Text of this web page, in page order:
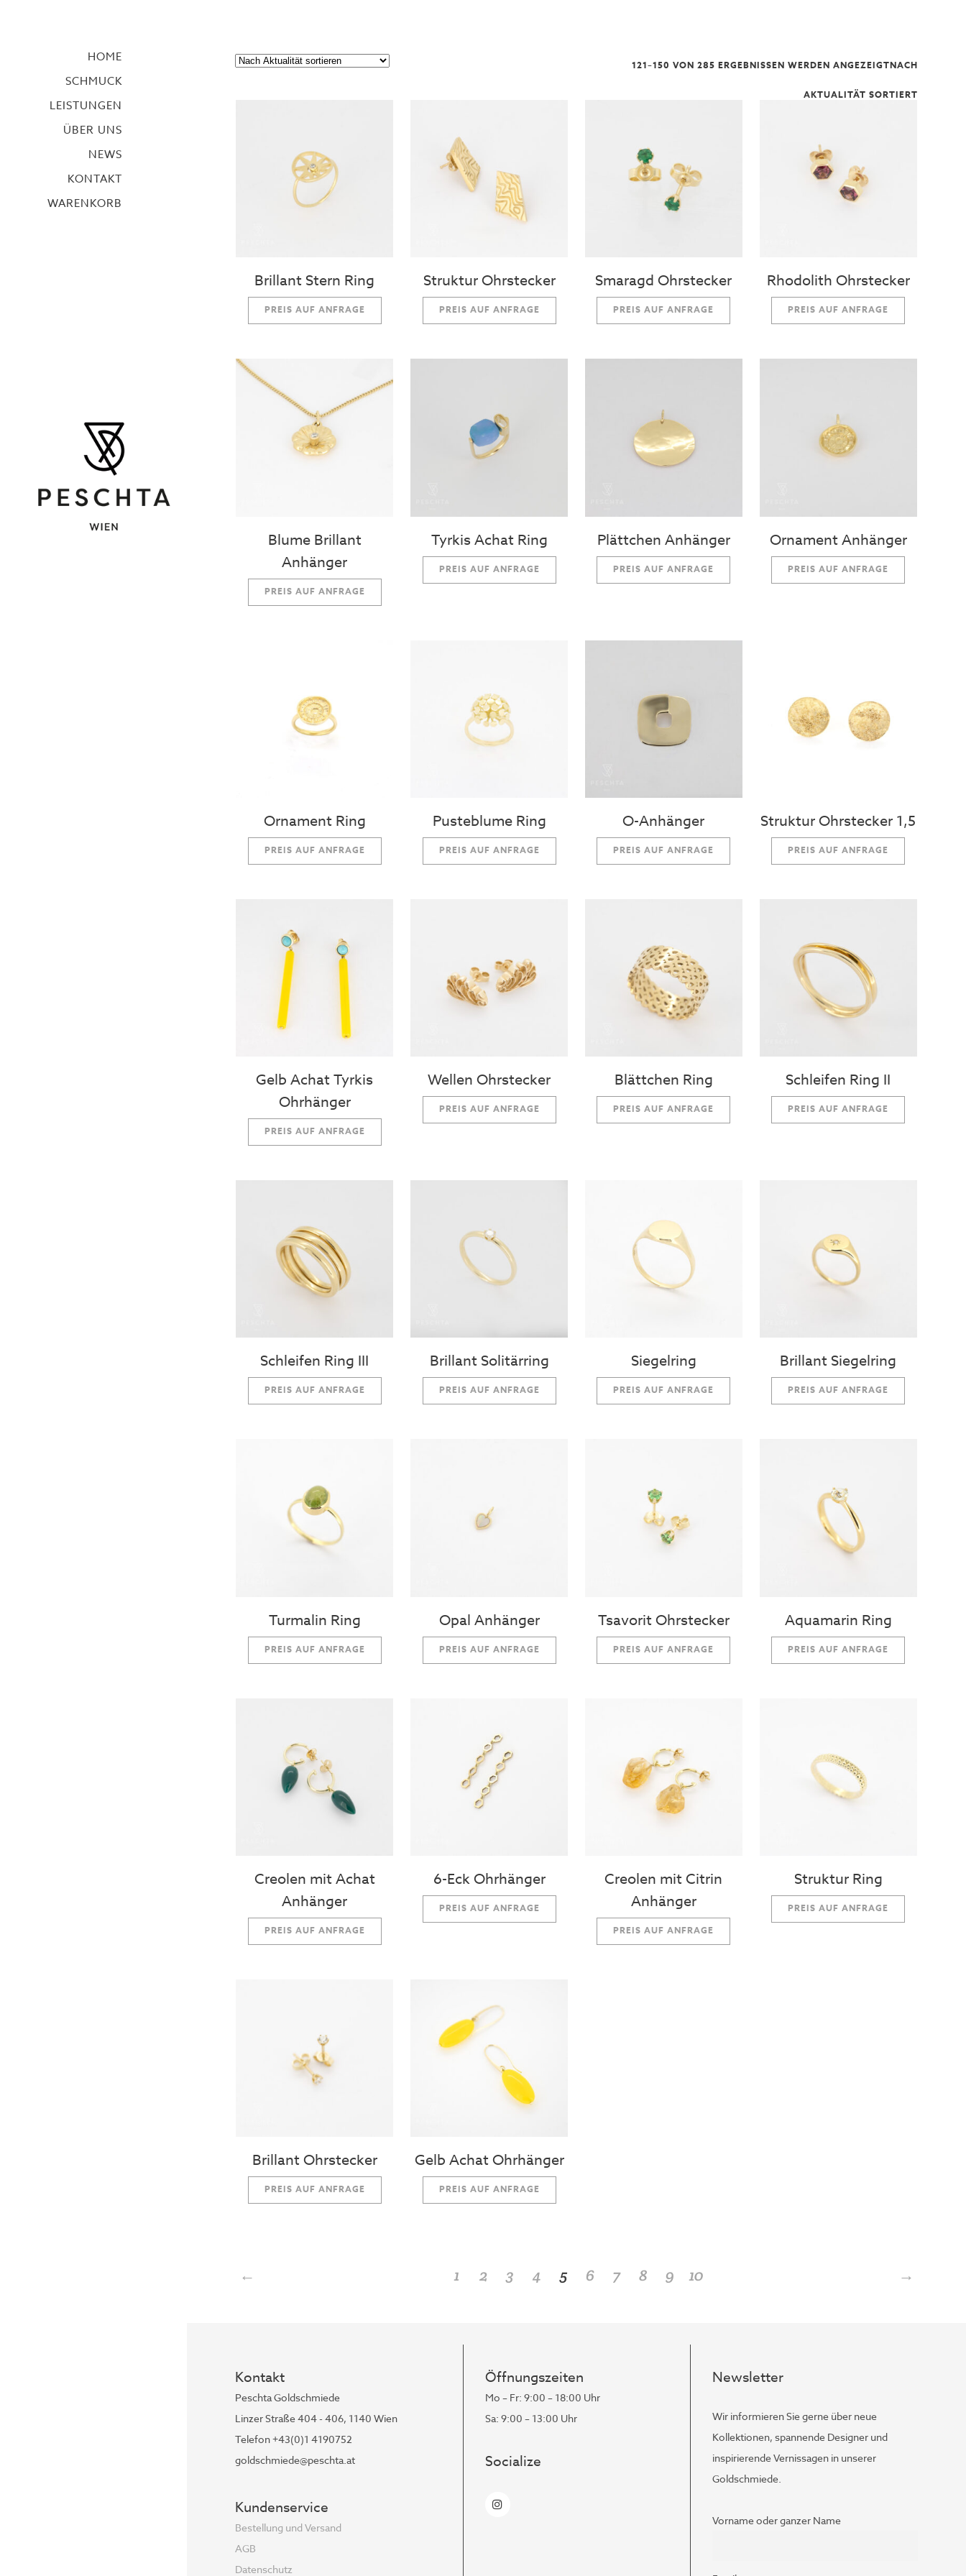
HOME
SCHMUCK
LEISTUNGEN
ÜBER UNS
NEWS
KONTAKT
WARENKORB
121–150 VON 285 ERGEBNISSEN WERDEN ANGEZEIGTNACH
AKTUALITÄT SORTIERT
Brillant Stern Ring
PREIS AUF ANFRAGE
Struktur Ohrstecker
PREIS AUF ANFRAGE
Smaragd Ohrstecker
PREIS AUF ANFRAGE
Rhodolith Ohrstecker
PREIS AUF ANFRAGE
Blume Brillant
Anhänger
PREIS AUF ANFRAGE
Tyrkis Achat Ring
PREIS AUF ANFRAGE
Plättchen Anhänger
PREIS AUF ANFRAGE
Ornament Anhänger
PREIS AUF ANFRAGE
Ornament Ring
PREIS AUF ANFRAGE
Pusteblume Ring
PREIS AUF ANFRAGE
O-Anhänger
PREIS AUF ANFRAGE
Struktur Ohrstecker 1,5
PREIS AUF ANFRAGE
Gelb Achat Tyrkis
Ohrhänger
PREIS AUF ANFRAGE
Wellen Ohrstecker
PREIS AUF ANFRAGE
Blättchen Ring
PREIS AUF ANFRAGE
Schleifen Ring II
PREIS AUF ANFRAGE
Schleifen Ring III
PREIS AUF ANFRAGE
Brillant Solitärring
PREIS AUF ANFRAGE
Siegelring
PREIS AUF ANFRAGE
Brillant Siegelring
PREIS AUF ANFRAGE
Turmalin Ring
PREIS AUF ANFRAGE
Opal Anhänger
PREIS AUF ANFRAGE
Tsavorit Ohrstecker
PREIS AUF ANFRAGE
Aquamarin Ring
PREIS AUF ANFRAGE
Creolen mit Achat
Anhänger
PREIS AUF ANFRAGE
6-Eck Ohrhänger
PREIS AUF ANFRAGE
Creolen mit Citrin
Anhänger
PREIS AUF ANFRAGE
Struktur Ring
PREIS AUF ANFRAGE
Brillant Ohrstecker
PREIS AUF ANFRAGE
Gelb Achat Ohrhänger
PREIS AUF ANFRAGE
← 1 2 3 4 5 6 7 8 9 10 →
Kontakt
Peschta Goldschmiede
Linzer Straße 404 - 406, 1140 Wien
Telefon +43(0)1 4190752
goldschmiede@peschta.at
Kundenservice
Bestellung und Versand
AGB
Datenschutz
Öffnungszeiten
Mo – Fr: 9:00 – 18:00 Uhr
Sa: 9:00 – 13:00 Uhr
Socialize
Newsletter
Wir informieren Sie gerne über neue
Kollektionen, spannende Designer und
inspirierende Vernissagen in unserer
Goldschmiede.
Vorname oder ganzer Name